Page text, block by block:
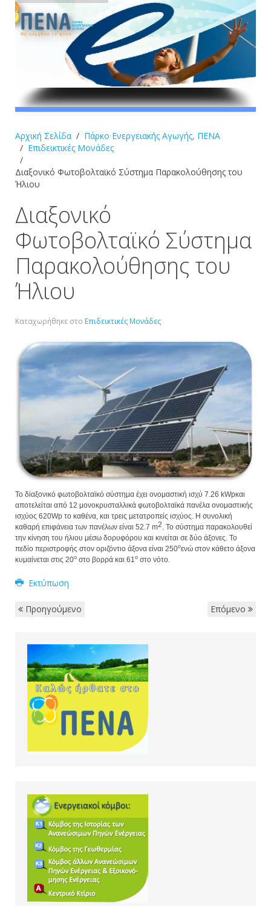
Αρχική Σελίδα
Πάρκο Ενεργειακής Αγωγής, ΠΕΝΑ
Επιδεικτικές Μονάδες
Διαξονικό Φωτοβολταϊκό Σύστημα Παρακολούθησης του
Ήλιου
Διαξονικό
Φωτοβολταϊκό Σύστημα
Παρακολούθησης του
Ήλιου
Καταχωρήθηκε στο Επιδεικτικές Μονάδες
Το δiαξονικό φωτοβολταϊκό σύστημα έχει ονομαστική ισχύ 7.26 kWpκαι
αποτελείται από 12 μονοκρυσταλλικά φωτοβολταϊκά πανέλα ονομαστικής
ισχύος 620Wp το καθένα, και τρεις μετατροπείς ισχύος. Η συνολική
καθαρή επιφάνεια των πανέλων είναι 52.7 m2 . Το σύστημα παρακολουθεί
την κίνηση του ήλιου μέσω δορυφόρου και κινείται σε δύο άξονες. Το
πεδίο περιστροφής στον οριζόντιο άξονα είναι 250οενώ στον κάθετο άξονα
κυμαίνεται στις 20ο στο βορρά και 61 ο στο νότο.
Εκτύπωση
Προηγούμενο Επόμενο